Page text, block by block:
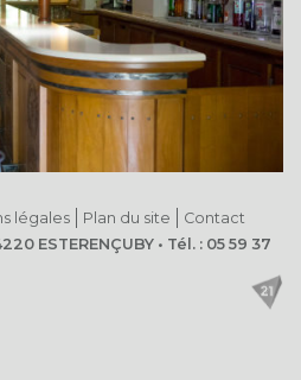
légales Plan du site
Contact
ESTERENÇUBY • Tél. : 05 59 37